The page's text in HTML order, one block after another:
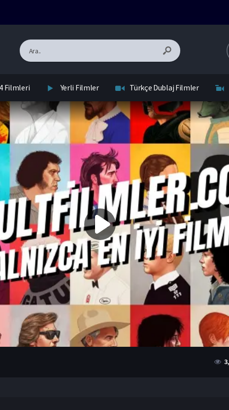
Filmleri Yerli Filmler Türkçe Dublaj Filmler